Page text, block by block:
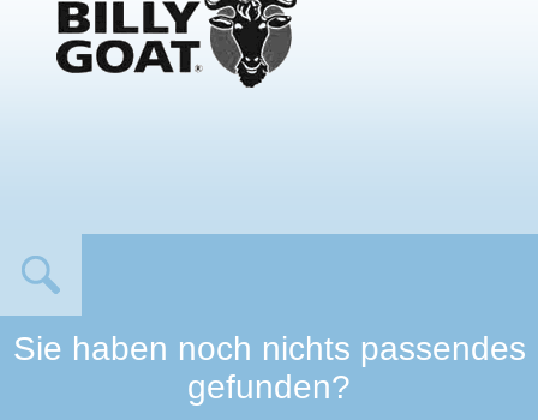
Sie haben noch nichts passendes
gefunden?